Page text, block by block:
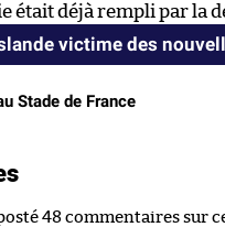
était déjà rempli par la
victime des
Stade de France
48 commentaires sur